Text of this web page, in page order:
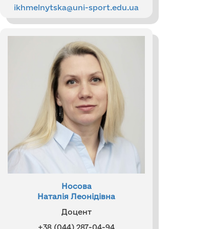
ikhmelnytska@uni-sport.edu.ua
Носова
Наталія Леонідівна
Доцент
+38 (044) 287-04-94